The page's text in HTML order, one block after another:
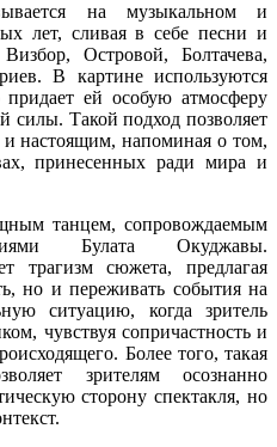
на музыкальном и
лет, сливая в себе песни и
Островой, Болтачева,
В картине используются
придает ей особую атмосферу
силы. Такой подход позволяет
настоящим, напоминая о том,
принесенных ради мира и
танцем, сопровождаемым
Булата Окуджавы.
трагизм сюжета, предлагая
но и переживать события на
ситуацию, когда зритель
чувствуя сопричастность и
Более того, такая
зрителям осознанно
сторону спектакля, но